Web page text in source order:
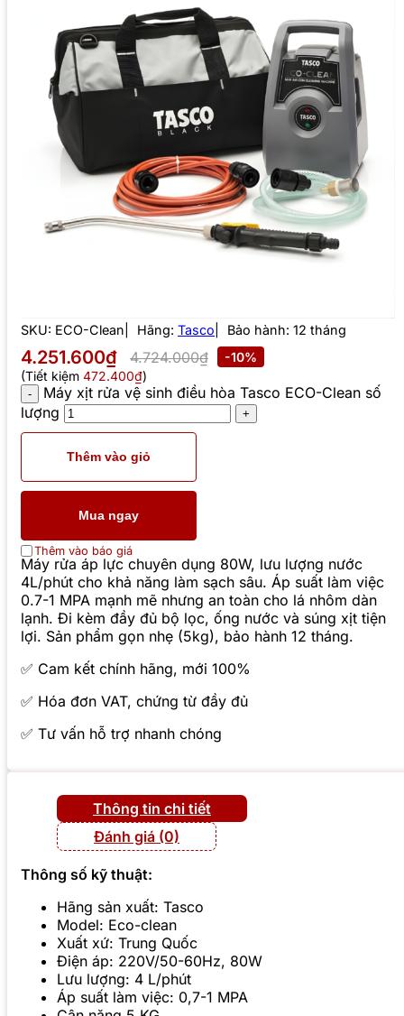
SKU: ECO-Clean Hãng: Tasco Bảo hành: 12 tháng
4.251.600₫ 4.724.000₫
-10%
(Tiết kiệm 472.400₫)
Máy xịt rửa vệ sinh điều hòa Tasco ECO-Clean số
lượng
Thêm vào giỏ
Mua ngay
Thêm vào báo giá
Máy rửa áp lực chuyên dụng 80W, lưu lượng nước
4L/phút cho khả năng làm sạch sâu. Áp suất làm việc
0.7-1 MPA mạnh mẽ nhưng an toàn cho lá nhôm dàn
lạnh. Đi kèm đầy đủ bộ lọc, ống nước và súng xịt tiện
lợi. Sản phẩm gọn nhẹ (5kg), bảo hành 12 tháng.
✅ Cam kết chính hãng, mới 100%
✅ Hóa đơn VAT, chứng từ đầy đủ
✅ Tư vấn hỗ trợ nhanh chóng
Thông tin chi tiết
Đánh giá (0)
Thông số kỹ thuật:
Hãng sản xuất: Tasco
Model: Eco-clean
Xuất xứ: Trung Quốc
Điện áp: 220V/50-60Hz, 80W
Lưu lượng: 4 L/phút
Áp suất làm việc: 0,7-1 MPA